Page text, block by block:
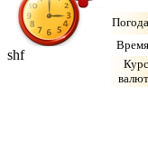
Погода
Время
Курс
валют
shf